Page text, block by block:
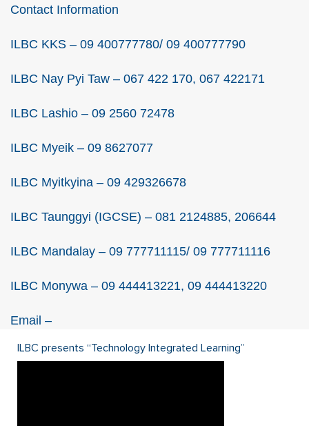
Contact Information
ILBC KKS – 09 400777780/ 09 400777790
ILBC Nay Pyi Taw – 067 422 170, 067 422171
ILBC Lashio – 09 2560 72478
ILBC Myeik – 09 8627077
ILBC Myitkyina – 09 429326678
ILBC Taunggyi (IGCSE) – 081 2124885, 206644
ILBC Mandalay – 09 777711115/ 09 777711116
ILBC Monywa – 09 444413221, 09 444413220
Email –
ILBC presents “Technology Integrated Learning”